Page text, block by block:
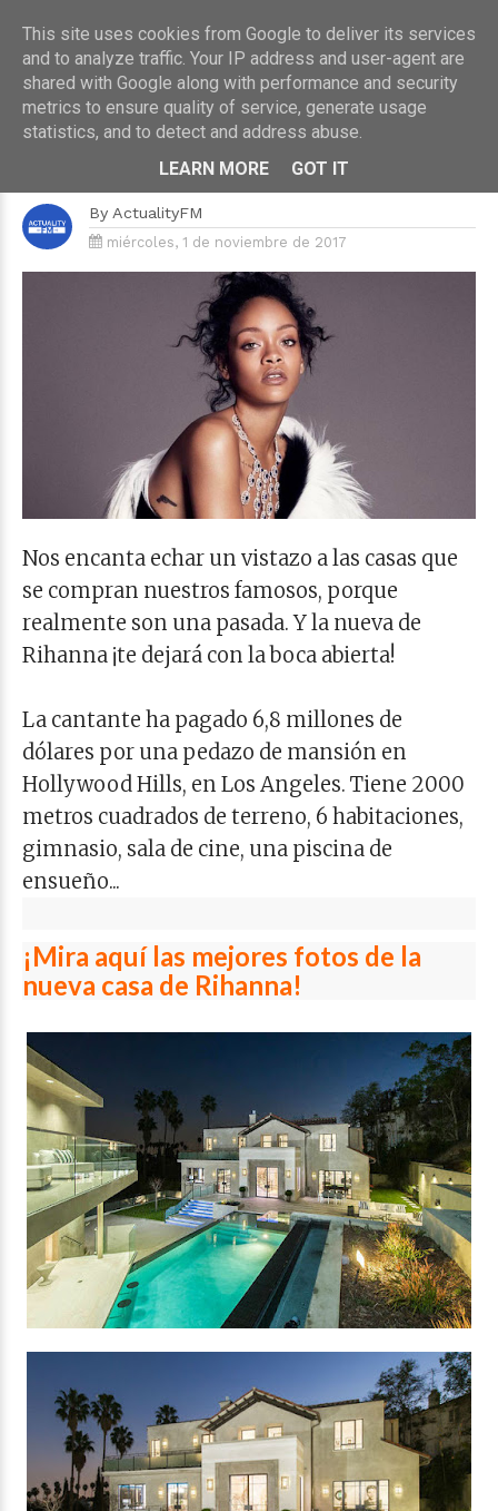
HOME›¡PARA FLIPARLO!
Cuélate en la nueva casa de
By ActualityFM
miércoles, 1 de noviembre de 2017
Nos encanta echar un vistazo a las casas que
se compran nuestros famosos, porque
realmente son una pasada. Y la nueva de
Rihanna ¡te dejará con la boca abierta!
La cantante ha pagado 6,8 millones de
dólares por una pedazo de mansión en
Hollywood Hills, en Los Angeles. Tiene 2000
metros cuadrados de terreno, 6 habitaciones,
gimnasio, sala de cine, una piscina de
ensueño...
¡Mira aquí las mejores fotos de la
nueva casa de Rihanna!
This site uses cookies from Google to deliver its services
and to analyze traffic. Your IP address and user-agent are
shared with Google along with performance and security
metrics to ensure quality of service, generate usage
statistics, and to detect and address abuse.
LEARN MORE
GOT IT